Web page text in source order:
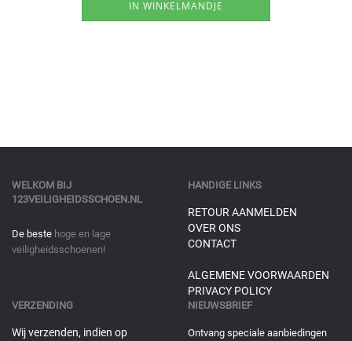
WELKOM BIJ
123VEILIGHEIDSSCHOEN.NL
De beste hoge en lage
veiligheidsschoenen!
HANDIGE LINKS
RETOUR AANMELDEN
OVER ONS
CONTACT
ALGEMENE VOORWAARDEN
PRIVACY POLICY
VERZENDING
Wij verzenden, indien op
NIEUWSBRIEF
Ontvang speciale aanbiedingen